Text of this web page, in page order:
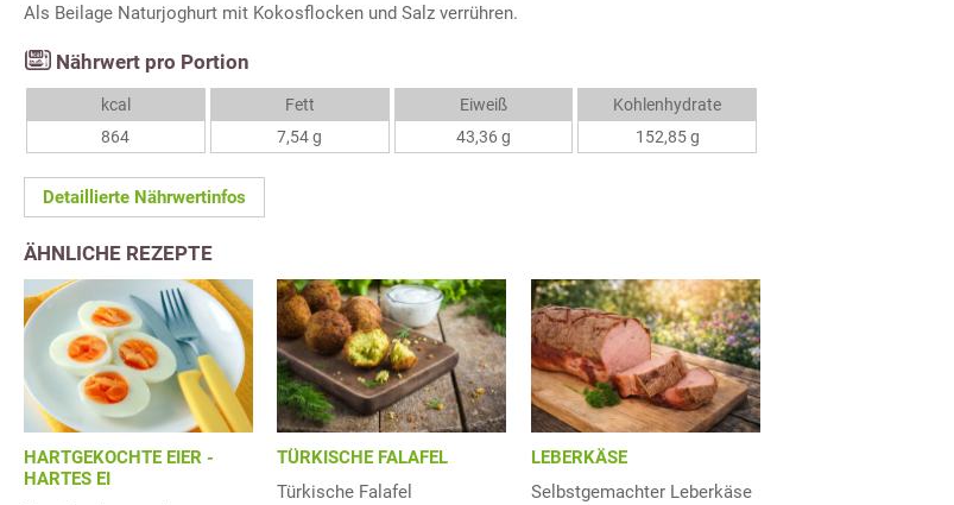
Als Beilage Naturjoghurt mit Kokosflocken und Salz verrühren.
Nährwert pro Portion
kcal
864
Fett
7,54 g
Eiweiß
43,36 g
Kohlenhydrate
152,85 g
Detaillierte Nährwertinfos
ÄHNLICHE REZEPTE
HARTGEKOCHTE EIER -
HARTES EI
TÜRKISCHE FALAFEL
Türkische Falafel
LEBERKÄSE
Selbstgemachter Leberkäse